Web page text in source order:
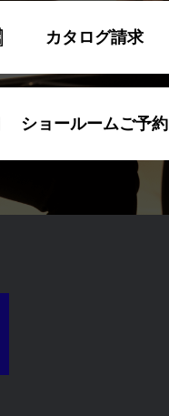
カタログ請求
ショールームご予約